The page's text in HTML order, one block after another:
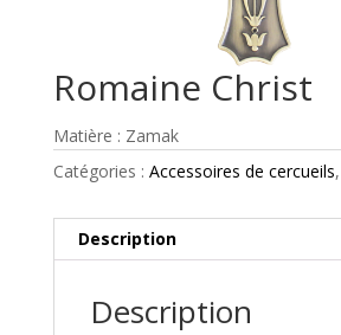
Romaine Christ
Matière : Zamak
Catégories : Accessoires de cercueils,
Description
Description